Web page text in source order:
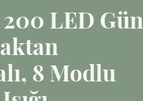
LED Gün
8 Modlu